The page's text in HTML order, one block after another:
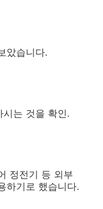
았습니다.
는 것을 확인.
정전기 등 외부
하기로 했습니다.